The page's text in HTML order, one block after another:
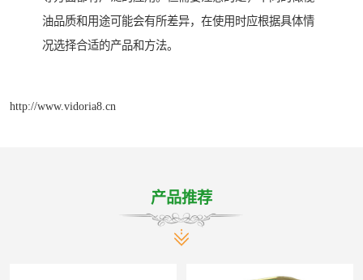
油品质和用途可能会有所差异，在使用时应根据具体情
况选择合适的产品和方法。
http://www.vidoria8.cn
产品推荐